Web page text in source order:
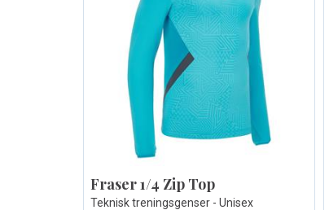
Fraser 1/4 Zip Top
Teknisk treningsgenser - Unisex